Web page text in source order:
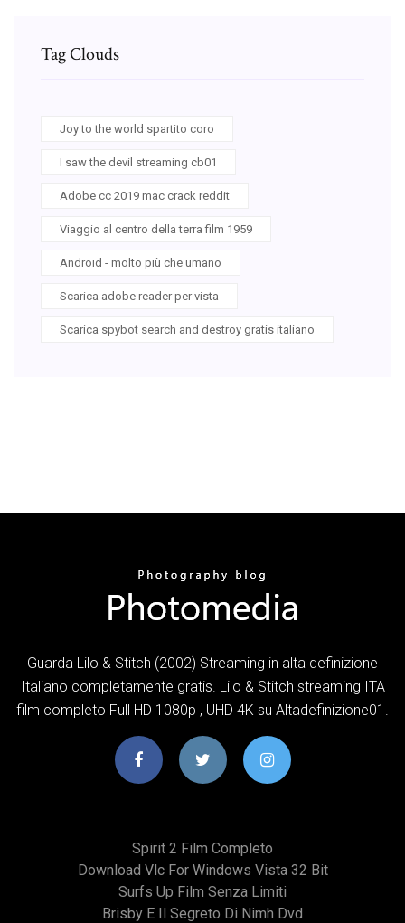
Tag Clouds
Joy to the world spartito coro
I saw the devil streaming cb01
Adobe cc 2019 mac crack reddit
Viaggio al centro della terra film 1959
Android - molto più che umano
Scarica adobe reader per vista
Scarica spybot search and destroy gratis italiano
Guarda Lilo & Stitch (2002) Streaming in alta definizione
Italiano completamente gratis. Lilo & Stitch streaming ITA
film completo Full HD 1080p , UHD 4K su Altadefinizione01.
Spirit 2 Film Completo
Download Vlc For Windows Vista 32 Bit
Surfs Up Film Senza Limiti
Brisby E Il Segreto Di Nimh Dvd